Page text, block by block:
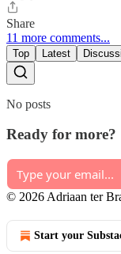
Share
11 more comments...
Top Latest
No posts
Ready for more?
© 2026 Adriaan ter
Start your